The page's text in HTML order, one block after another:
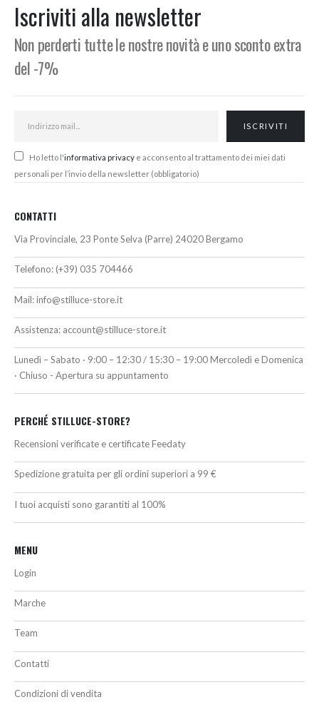
Iscriviti alla newsletter
Non perderti tutte le nostre novità e uno sconto extra
del -7%
Ho letto l'informativa privacy e acconsento al trattamento dei miei dati
personali per l’invio della newsletter (obbligatorio)
CONTATTI
Via Provinciale, 23 Ponte Selva (Parre) 24020 Bergamo
Telefono: (+39) 035 704466
Mail:info@stilluce-store.it
Assistenza: account@stilluce-store.it
Lunedì – Sabato · 9:00 – 12:30 / 15:30 – 19:00 Mercoledì e Domenica
· Chiuso - Apertura su appuntamento
PERCHÉ STILLUCE-STORE?
Recensioni verificate e certificate Feedaty
Spedizione gratuita per gli ordini superiori a 99 €
I tuoi acquisti sono garantiti al 100%
MENU
Login
Marche
Team
Contatti
Condizioni di vendita